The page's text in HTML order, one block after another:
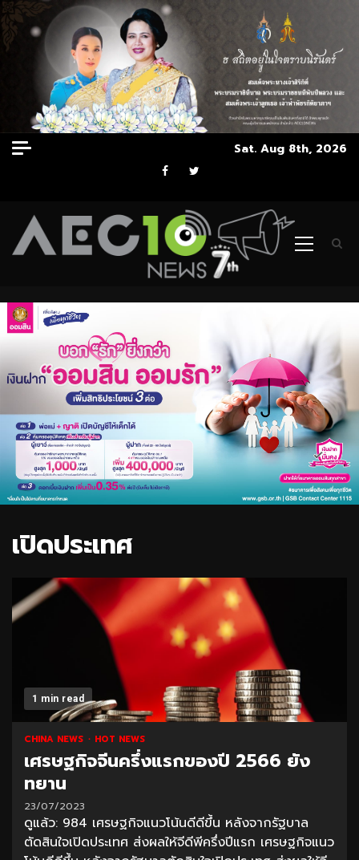
Skip
to
Sat. Aug 8th, 2026
Facebook
Twitter
Primary
เปิดประเทศ
1 min read
CHINA NEWS HOT NEWS
เศรษฐกิจจีนครึ่งแรกของปี 2566 ยัง
ทยาน
23/07/2023
ดูแล้ว: 984 เศรษฐกิจแนวโน้นดีดีขึ้น หลังจากรัฐบาล
ตัดสินใจเปิดประเทศ ส่งผลให้จีดีพีครึ่งปีแรก เศรษฐกิจแนว